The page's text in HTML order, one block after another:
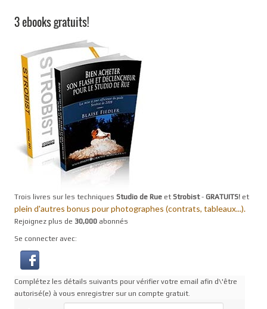
3 ebooks gratuits!
Trois livres sur les techniques Studio de Rue et Strobist- GRATUITS! et
plein d'autres bonus pour photographes (contrats, tableaux...).
Rejoignez plus de 30,000 abonnés
Se connecter avec:
Complétez les détails suivants pour vérifier votre email afin d\'être
autorisé(e) à vous enregistrer sur un compte gratuit.